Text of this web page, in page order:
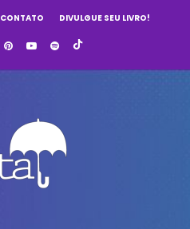
CONTATO DIVULGUE SEU LIVRO!